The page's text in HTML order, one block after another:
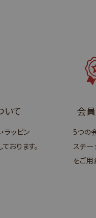
いて
ラッピン
おります。
会
5つの
ステ
をご用